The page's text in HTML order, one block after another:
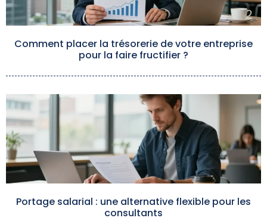
Comment placer la trésorerie de votre entreprise
pour la faire fructifier ?
Portage salarial : une alternative flexible pour les
consultants